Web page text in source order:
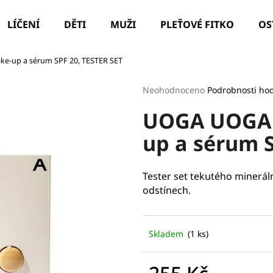
LÍČENÍ DĚTI MUŽI PLEŤOVÉ FITKO
up a sérum SPF 20, TESTER SET
Průměrné
produktu
je
z
hvězdiček.
Neohodnoceno Podrobnosti
UOGA
up a sérum
Tester set tekutého
odstínech.
Skladem (1 ks)
Co potřebujete najít?
HLEDAT
Doporučujeme
ČISTÍCÍ GEL - MYDLICE LÉKAŘSKÁ
PARIS LEAF